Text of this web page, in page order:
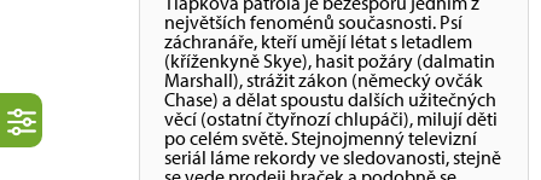
největších fenoménů současnosti. Psí
záchranáře, kteří umějí létat s letadlem
(kříženkyně Skye), hasit požáry (dalmatin
Marshall), strážit zákon (německý ovčák
Chase) a dělat spoustu dalších užitečných
věcí (ostatní čtyřnozí chlupáči), milují děti
po celém světě. Stejnojmenný televizní
seriál láme rekordy ve sledovanosti, stejně